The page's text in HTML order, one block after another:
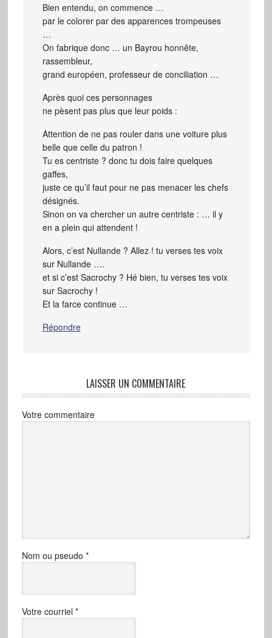
Bien entendu, on commence …
par le colorer par des apparences trompeuses
…
On fabrique donc … un Bayrou honnête,
rassembleur,
grand européen, professeur de conciliation …
Après quoi ces personnages
ne pèsent pas plus que leur poids :
Attention de ne pas rouler dans une voiture plus
belle que celle du patron !
Tu es centriste ? donc tu dois faire quelques
gaffes,
juste ce qu’il faut pour ne pas menacer les chefs
désignés.
Sinon on va chercher un autre centriste : … il y
en a plein qui attendent !
Alors, c’est Nullande ? Allez ! tu verses tes voix
sur Nullande ….
et si c’est Sacrochy ? Hé bien, tu verses tes voix
sur Sacrochy !
Et la farce continue …
Répondre
LAISSER UN COMMENTAIRE
Votre commentaire
Nom ou pseudo *
Votre courriel *